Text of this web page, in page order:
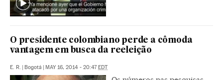
O presidente colombiano perde a cômoda
vantagem em busca da reeleição
E. R. | Bogotá | MAY 16, 2014 - 20:47EDT